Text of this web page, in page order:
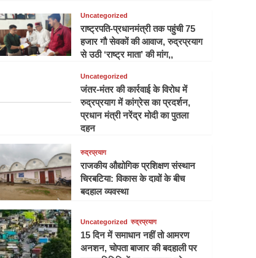
Uncategorized
राष्ट्रपति-प्रधानमंत्री तक पहुंची 75
हजार गौ सेवकों की आवाज, रुद्रप्रयाग
से उठी ‘राष्ट्र माता’ की मांग,,
Uncategorized
जंतर-मंतर की कार्रवाई के विरोध में
रुद्रप्रयाग में कांग्रेस का प्रदर्शन,
प्रधान मंत्री नरेंद्र मोदी का पुतला
दहन
रुद्रप्रयाग
राजकीय औद्योगिक प्रशिक्षण संस्थान
चिरबटिया: विकास के दावों के बीच
बदहाल व्यवस्था
Uncategorized रुद्रप्रयाग
15 दिन में समाधान नहीं तो आमरण
अनशन, चोपता बाजार की बदहाली पर